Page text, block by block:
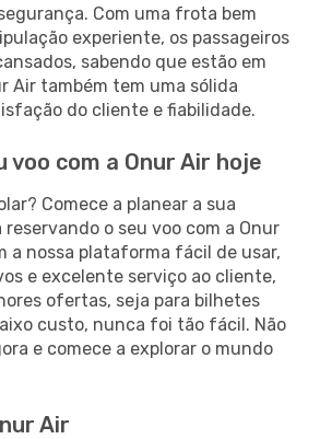
Com uma frota bem
experiente, os passageiros
sabendo que estão em
Air também tem uma sólida
do cliente e fiabilidade.
voo com a Onur Air hoje
Comece a planear a sua
o seu voo com a Onur
a nossa plataforma fácil de usar,
e excelente serviço ao cliente,
ofertas, seja para bilhetes
custo, nunca foi tão fácil. Não
e comece a explorar o mundo
Air